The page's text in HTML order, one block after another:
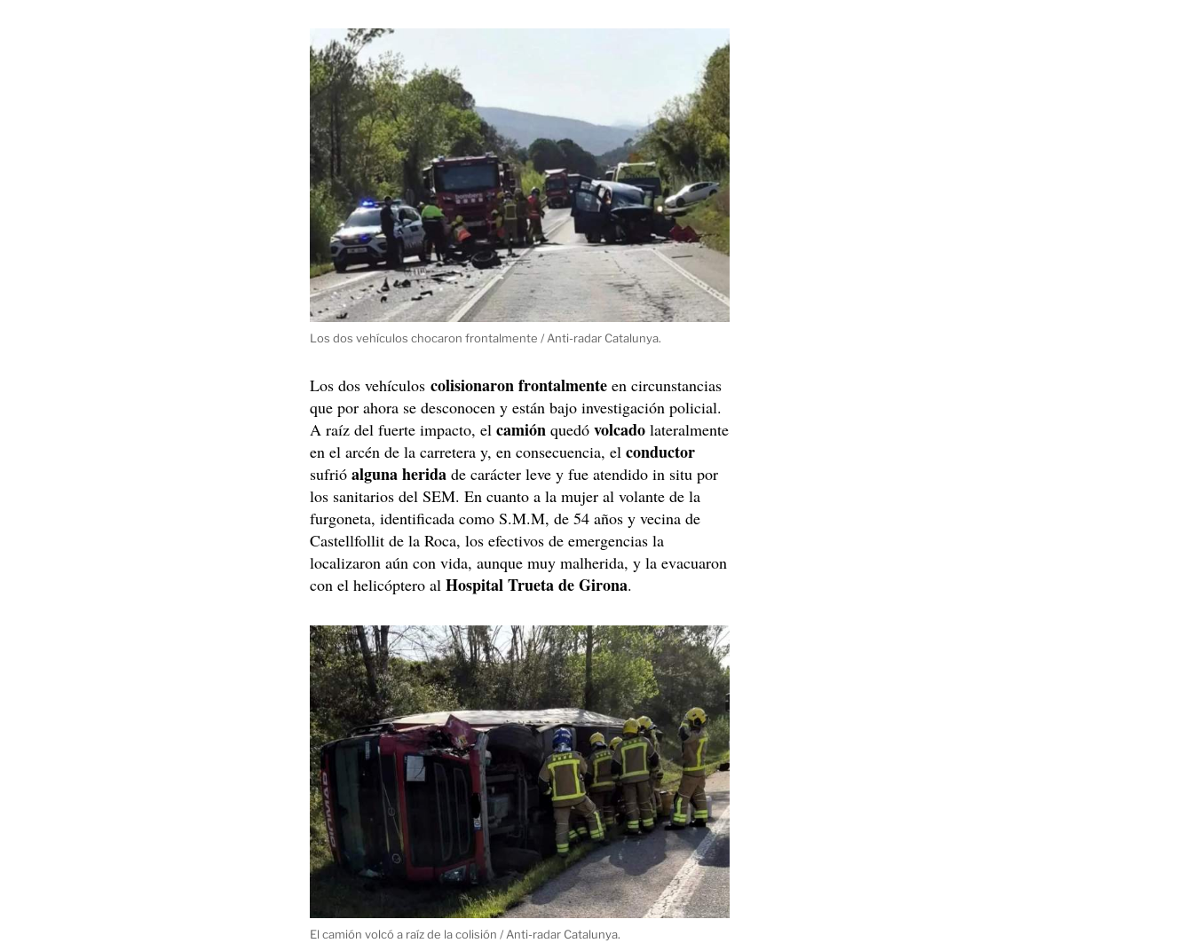
Los dos vehículos chocaron frontalmente / Anti-radar Catalunya.
Los dos vehículoscolisionaron frontalmente en circunstancias
que por ahora se desconocen y están bajo investigación policial.
A raíz del fuerte impacto, elcamión quedóvolcadolateralmente
en el arcén de la carretera y, en consecuencia, elconductor
sufrióalguna herida de carácter leve y fue atendido in situ por
los sanitarios del SEM. En cuanto a la mujer al volante de la
furgoneta, identificada como S.M.M, de 54 años y vecina de
Castellfollit de la Roca, los efectivos de emergencias la
localizaron aún con vida, aunque muy malherida, y la evacuaron
con el helicóptero alHospital Trueta de Girona.
El camión volcó a raíz de la colisión / Anti-radar Catalunya.